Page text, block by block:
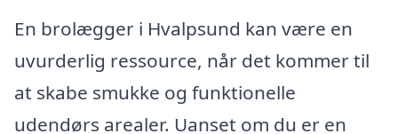
En brolægger i Hvalpsund kan være en
uvurderlig ressource, når det kommer til
at skabe smukke og funktionelle
udendørs arealer. Uanset om du er en